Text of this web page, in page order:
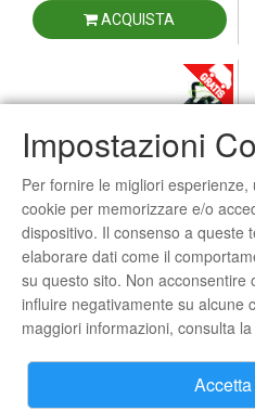
Impostazioni
Per fornire le migliori
cookie per memorizzare e/o
dispositivo. Il consenso a queste
elaborare dati come il
su questo sito. Non acconsentire
influire negativamente su alcune
maggiori informazioni, consulta
ACQUISTA
Rasaerba a Batteria Ego Power
LM1903E
799,00 €